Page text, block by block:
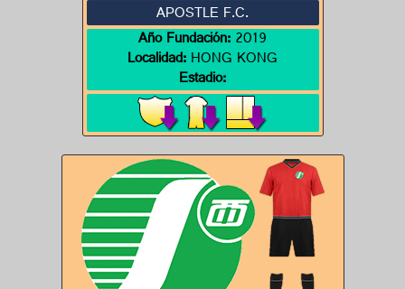
APOSTLE F.C.
Año Fundación:2019
Localidad:HONG KONG
Estadio: